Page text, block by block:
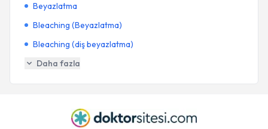
Beyazlatma
Bleaching (Beyazlatma)
Bleaching (diş beyazlatma)
Daha fazla